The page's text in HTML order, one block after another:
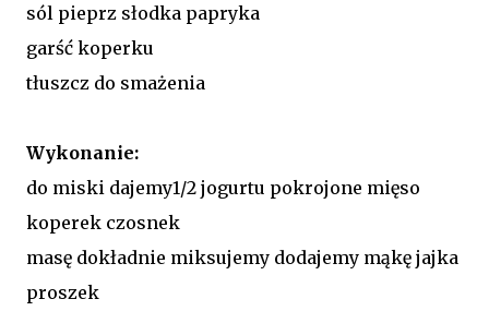
sól pieprz słodka papryka
garść koperku
tłuszcz do smażenia
Wykonanie:
do miski dajemy1/2 jogurtu pokrojone mięso
koperek czosnek
masę dokładnie miksujemy dodajemy mąkę jajka
proszek